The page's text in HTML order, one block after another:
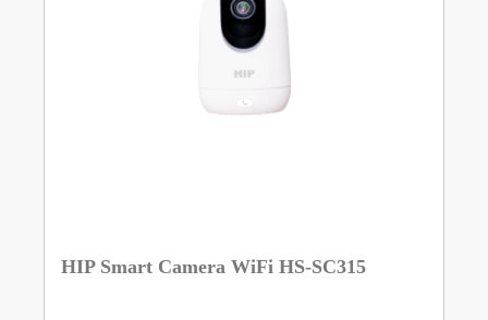
HIP Smart Camera WiFi HS-SC315